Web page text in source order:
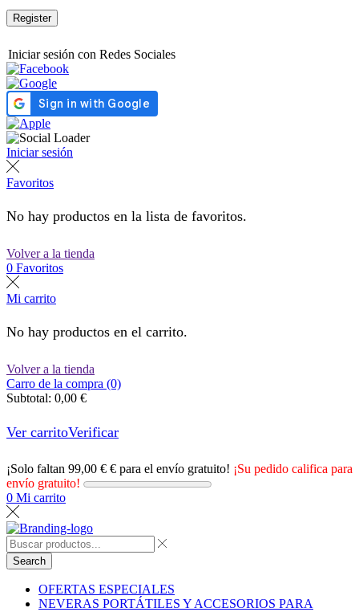
Register
Iniciar sesión con Redes Sociales
Iniciar sesión
Favoritos
No hay productos en la lista de favoritos.
Volver a la tienda
0 Favoritos
Mi carrito
No hay productos en el carrito.
Volver a la tienda
Carro de la compra (0)
Subtotal: 0,00 €
Ver carritoVerificar
¡Solo faltan 99,00 € € para el envío gratuito! ¡Su pedido califica para
envío gratuito!
0 Mi carrito
Search
OFERTAS ESPECIALES
NEVERAS PORTÁTILES Y ACCESORIOS PARA